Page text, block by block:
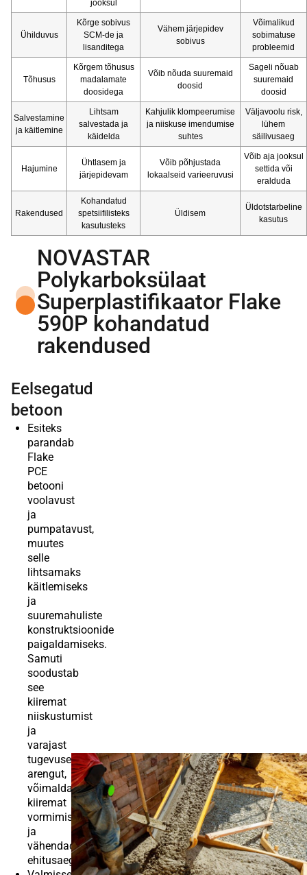
jooksul
Ühilduvus
Kõrge sobivus
SCM-de ja
lisanditega
Vähem järjepidev
sobivus
Võimalikud
sobimatuse
probleemid
Tõhusus
Kõrgem tõhusus
madalamate
doosidega
Võib nõuda suuremaid
doosid
Sageli nõuab
suuremaid
doosid
Salvestamine
ja käitlemine
Lihtsam
salvestada ja
käidelda
Kahjulik klompeerumise
ja niiskuse imendumise
suhtes
Väljavoolu risk,
lühem
säilivusaeg
Hajumine
Ühtlasem ja
järjepidevam
Võib põhjustada
lokaalseid varieeruvusi
Võib aja jooksul
settida või
eralduda
Rakendused
Kohandatud
spetsiifilisteks
kasutusteks
Üldisem
Üldotstarbeline
kasutus
NOVASTAR
Polykarboksülaat
Superplastifikaator Flake
590P kohandatud
rakendused
Eelsegatud
betoon
Esiteks
parandab
Flake
PCE
betooni
voolavust
ja
pumpatavust,
muutes
selle
lihtsamaks
käitlemiseks
ja
suuremahuliste
konstruktsioonide
paigaldamiseks.
Samuti
soodustab
see
kiiremat
niiskustumist
ja
varajast
tugevuse
arengut,
võimaldades
kiiremat
vormimise
ja
vähendades
ehitusaega.